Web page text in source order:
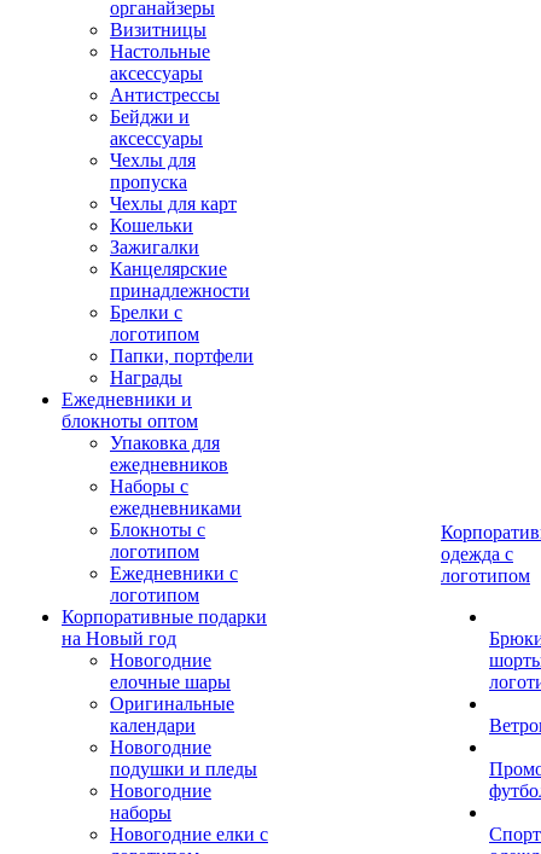
органайзеры
Визитницы
Настольные
аксессуары
Антистрессы
Бейджи и
аксессуары
Чехлы для
пропуска
Чехлы для карт
Кошельки
Зажигалки
Канцелярские
принадлежности
Брелки с
логотипом
Папки, портфели
Награды
Ежедневники и
блокноты оптом
Упаковка для
ежедневников
Наборы с
ежедневниками
Блокноты с
логотипом
Ежедневники с
логотипом
Корпоративные подарки
на Новый год
Новогодние
елочные шары
Оригинальные
календари
Новогодние
подушки и пледы
Новогодние
наборы
Новогодние елки с
одежда с
логотипом